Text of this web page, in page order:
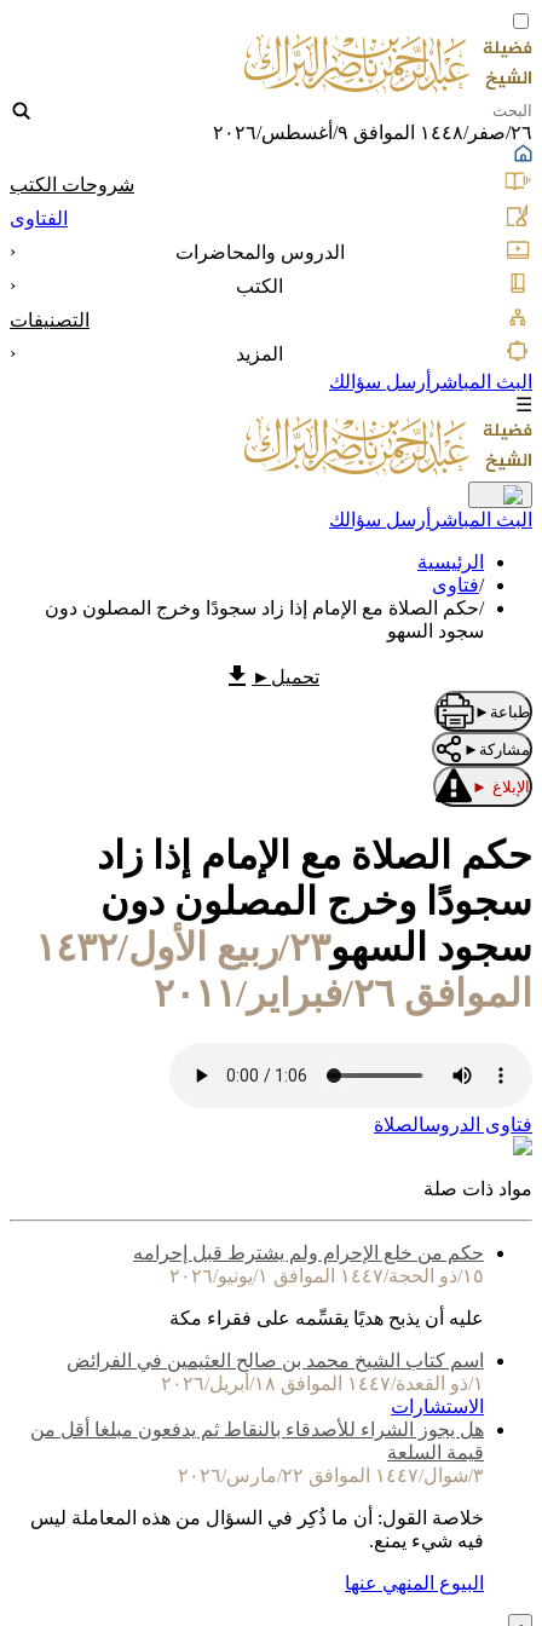
٢٦/صفر/١٤٤٨ الموافق ٩/أغسطس/٢٠٢٦
شروحات الكتب
الفتاوى
الدروس والمحاضرات
‹
الكتب
‹
التصنيفات
المزيد
‹
البث المباشر أرسل سؤالك
☰
البث المباشر أرسل سؤالك
الرئيسية
/فتاوى
/حكم الصلاة مع الإمام إذا زاد سجودًا وخرج المصلون دون
سجود السهو
تحميل ►
طباعة ►
مشاركة ►
الإبلاغ ►
حكم الصلاة مع الإمام إذا زاد
سجودًا وخرج المصلون دون
سجود السهو
٢٣/ربيع الأول/١٤٣٢
الموافق ٢٦/فبراير/٢٠١١
فتاوى الدروسالصلاة
مواد ذات صلة
حكم من خلع الإحرام ولم يشترط قبل إحرامه
١٥/ذو الحجة/١٤٤٧ الموافق ١/يونيو/٢٠٢٦
عليه أن يذبح هديًا يقسِّمه على فقراء مكة
اسم كتاب الشيخ محمد بن صالح العثيمين في الفرائض
١/ذو القعدة/١٤٤٧ الموافق ١٨/أبريل/٢٠٢٦
الاستشارات
هل يجوز الشراء للأصدقاء بالنقاط ثم يدفعون مبلغا أقل من
قيمة السلعة
٣/شوال/١٤٤٧ الموافق ٢٢/مارس/٢٠٢٦
خلاصة القول: أن ما ذُكِر في السؤال من هذه المعاملة ليس
فيه شيء يمنع.
البيوع المنهي عنها